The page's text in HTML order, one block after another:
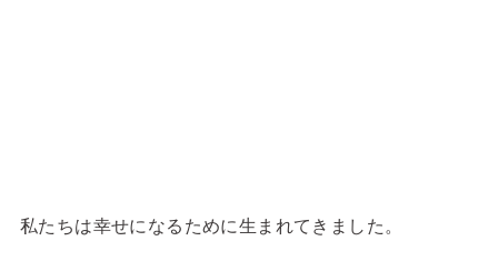
私たちは幸せになるために生まれてきました。